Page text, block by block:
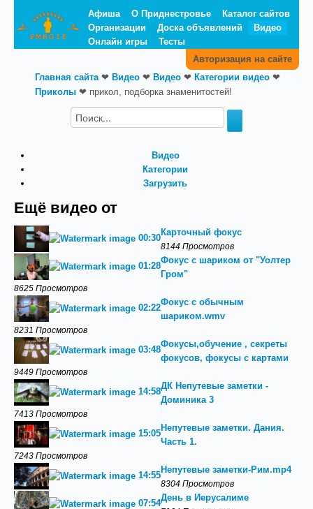
Афиша О Приднестровье
Каталог сайтов
Организации
Доска объявлений
Видео
Онлайн игры
Тесты
Авторизация на сайте
Главная сайта❤ Видео ❤ Видео ❤ Категории видео ❤
Приколы ❤ прикол, подборка знаменитостей!
Видео
Категории
Загрузить
Ещё видео от
00:30
Карточный фокус
8144 Просмотров
01:28
Фокус с шариком от "Уолтер
Гром"
8625 Просмотров
02:22
Фокус с обычным
шариком.wmv
8231 Просмотров
03:48
Фокусы,обучение , секреты
фокусов, фокусы с картами
9449 Просмотров
14:58
ДК Непутевые заметки -
Доминика 3
7413 Просмотров
15:05
Непутевые заметки. Дания.
Часть 1.
7243 Просмотров
14:55
Непутевые заметки-Рим.mp4
8304 Просмотров
07:54
День в Иерусалиме